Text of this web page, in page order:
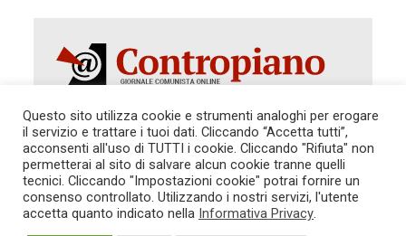
Autorizzazione del Tribunale di Roma 286 del 31
dicembre 2014. Direttore Responsabile: Sergio
Cararo. Indirizzo: V.Casalbruciato 27- sc. B - 00159
Tel. 06.640.122.19 -redazione@contropiano.org
Questo sito utilizza cookie e strumenti analoghi per erogare
il servizio e trattare i tuoi dati. Cliccando “Accetta tutti”,
acconsenti all'uso di TUTTI i cookie. Cliccando "Rifiuta" non
permetterai al sito di salvare alcun cookie tranne quelli
tecnici. Cliccando "Impostazioni cookie" potrai fornire un
consenso controllato. Utilizzando i nostri servizi, l'utente
accetta quanto indicato nella Informativa Privacy.